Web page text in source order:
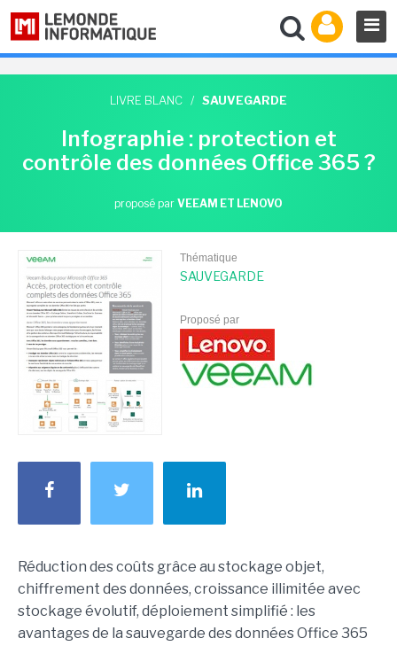
LIVRE BLANC / SAUVEGARDE
Infographie : protection et
contrôle des données Office 365 ?
proposé par VEEAM ET LENOVO
Thématique
SAUVEGARDE
Proposé par
Réduction des coûts grâce au stockage objet,
chiffrement des données, croissance illimitée avec
stockage évolutif, déploiement simplifié : les
avantages de la sauvegarde des données Office 365